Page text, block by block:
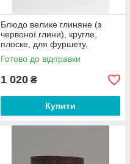
Блюдо велике глиняне (з
червоної глини), кругле,
плоске, для фуршету,
банкету, 41 см
Готово до відправки
1 020 ₴
Купити